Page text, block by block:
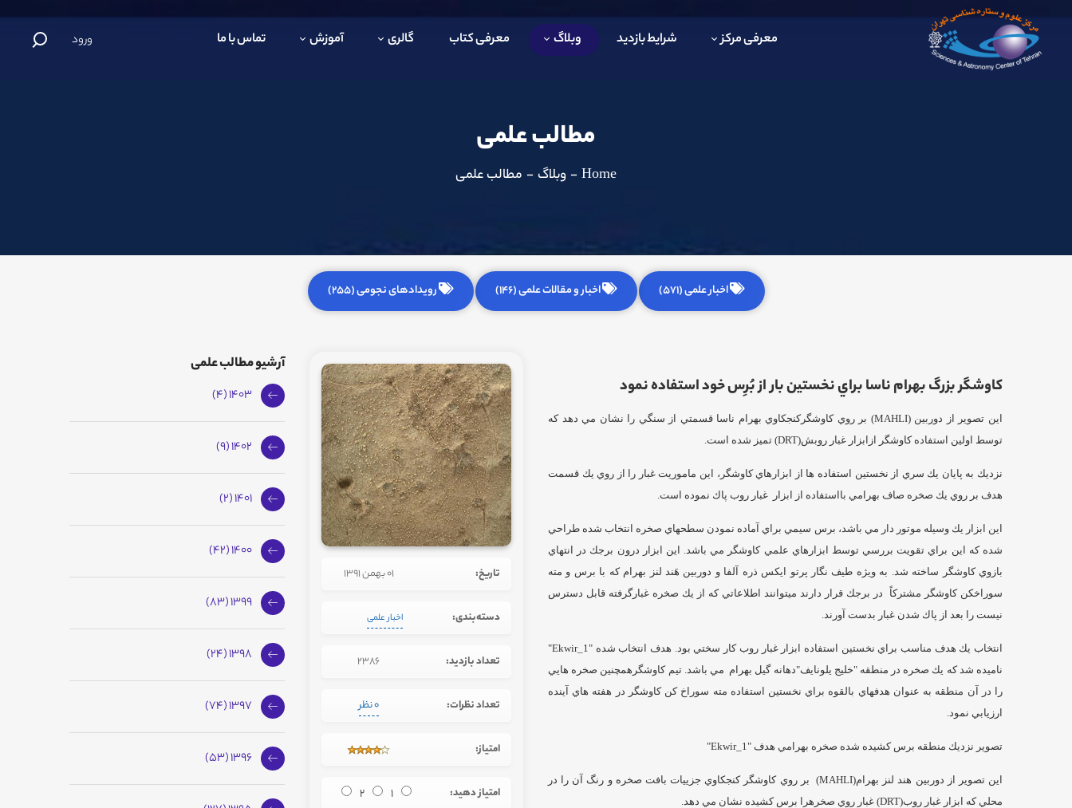
معرفی مرکز شرایط بازدید وبلاگ معرفی کتاب گالری آموزش تماس با ما ورود
مطالب علمی
Home
- وبلاگ - مطالب علمی
اخبار علمی (571) اخبار و مقالات علمی (146) رویدادهای نجومی (255)
كاوشگر بزرگ بهرام ناسا براي نخستين بار از بُرِس خود استفاده نمود
اين تصوير از دوربين (MAHLI) بر روي كاوشگركنجكاوي بهرام ناسا قسمتي از سنگي را نشان مي دهد كه
توسط اولين استفاده كاوشگر ازابزار غبار روبش(DRT) تميز شده است.
نزديك به پايان يك سري از نخستين استفاده ها از ابزارهاي كاوشگر، اين ماموريت غبار را از روي يك قسمت
هدف بر روي يك صخره صاف بهرامي بااستفاده از ابزار غبار روب پاك نموده است.
اين ابزار يك وسيله موتور دار مي باشد، برس سيمي براي آماده نمودن سطحهاي صخره انتخاب شده طراحي
شده كه اين براي تقويت بررسي توسط ابزارهاي علمي كاوشگر مي باشد. اين ابزار درون برجك در انتهاي
بازوي كاوشگر ساخته شد. به ويژه طيف نگار پرتو ايكس ذره آلفا و دوربين هَند لنز بهرام كه با برس و مته
سوراخكن كاوشگر مشتركاً در برجك قرار دارند ميتوانند اطلاعاتي كه از يك صخره غبارگرفته قابل دسترس
نيست را بعد از پاك شدن غبار بدست آورند.
انتخاب يك هدف مناسب براي نخستين استفاده ابزار غبار روب كار سختي بود. هدف انتخاب شده "Ekwir_1"
ناميده شد كه يك صخره در منطقه "خليج يلونايف"دهانه گيل بهرام مي باشد. تيم كاوشگرهمچنين صخره هايي
را در آن منطقه به عنوان هدفهاي بالقوه براي نخستين استفاده مته سوراخ كن كاوشگر در هفته هاي آينده
ارزيابي نمود.
تصوير نزديك منطقه برس كشيده شده صخره بهرامي هدف "Ekwir_1"
اين تصوير از دوربين هند لنز بهرام(MAHLI) بر روي كاوشگر كنجكاوي جزييات بافت صخره و رنگ آن را در
محلي كه ابزار غبار روب(DRT) غبار روي صخرهرا برس كشيده نشان مي دهد.
تاریخ: 01 بهمن 1391
دسته‌بندی: اخبار علمی
تعداد بازدید: 2386
تعداد نظرات: 0 نظر
امتیاز:
امتیاز دهید: 1
2
آرشیو مطالب علمی
1403 (4)
1402 (9)
1401 (2)
1400 (42)
1399 (83)
1398 (24)
1397 (74)
1396 (53)